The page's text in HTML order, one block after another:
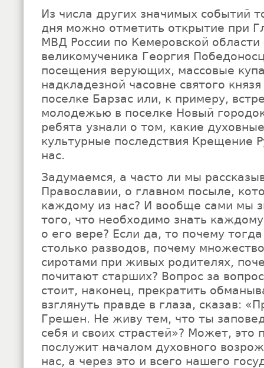
Из числа других значимых событий
дня можно отметить открытие при
МВД России по Кемеровской области
великомученика Георгия
посещения верующих, массовые
надкладезной часовне святого
поселке Барзас или, к примеру,
молодежью в поселке Новый
ребята узнали о том, какие
культурные последствия Крещение
нас.
Задумаемся, а часто ли мы
Православии, о главном посыле,
каждому из нас? И вообще сами мы
того, что необходимо знать
о его вере? Если да, то почему
столько разводов, почему
сиротами при живых родителях,
почитают старших? Вопрос за
стоит, наконец, прекратить
взглянуть правде в глаза, сказав:
Грешен. Не живу тем, что ты
себя и своих страстей»? Может, это
послужит началом духовного
нас, а через это и всего нашего